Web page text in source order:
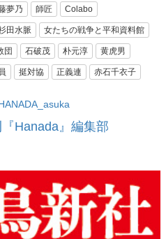
夢乃 師匠 Colabo
田水脈 女たちの戦争と平和資料館
団 石破茂 朴元淳 黄虎男
挺対協 正義連 赤石千衣子
Hanada』編集部